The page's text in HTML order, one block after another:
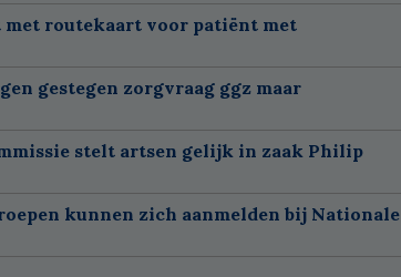
met routekaart voor patiënt met
gestegen zorgvraag ggz maar
stelt artsen gelijk in zaak Philip
kunnen zich aanmelden bij Nationale